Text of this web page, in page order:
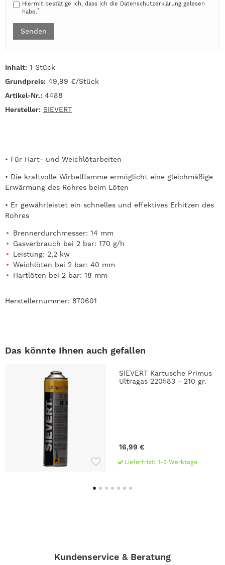
Inhalt: 1 Stück
Grundpreis: 49,99 €/Stück
Artikel-Nr.: 4488
Hersteller: SIEVERT
Hiermit bestätige ich, dass ich die Daten­schutz­erklärunggelesen
habe.*
Senden
• Für Hart- und Weichlötarbeiten
• Die kraftvolle Wirbelflamme ermöglicht eine gleichmäßige
Erwärmung des Rohres beim Löten
• Er gewährleistet ein schnelles und effektives Erhitzen des
Rohres
Brennerdurchmesser: 14 mm
Gasverbrauch bei 2 bar: 170 g/h
Leistung: 2,2 kw
Weichlöten bei 2 bar: 40 mm
Hartlöten bei 2 bar: 18 mm
Herstellernummer: 870601
Das könnte Ihnen auch gefallen
SIEVERT Kartusche Primus
Ultragas 220583 - 210 gr.
16,99 €
Lieferfrist: 1-3 Werktage
Kundenservice & Beratung